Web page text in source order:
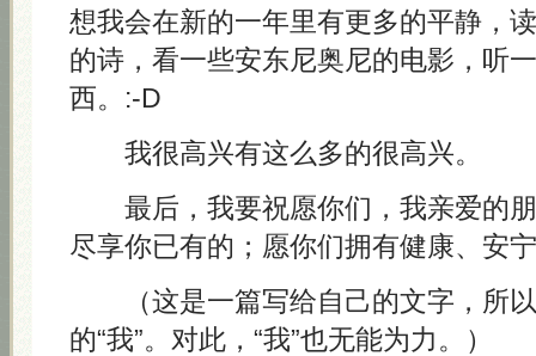
想我会在新的一年里有更多的平静，
的诗，看一些安东尼奥尼的电影，听
西。:-D
我很高兴有这么多的很高兴。
最后，我要祝愿你们，我亲爱的朋
尽享你已有的；愿你们拥有健康、安
（这是一篇写给自己的文字，所以
的“我”。对此，“我”也无能为力。）